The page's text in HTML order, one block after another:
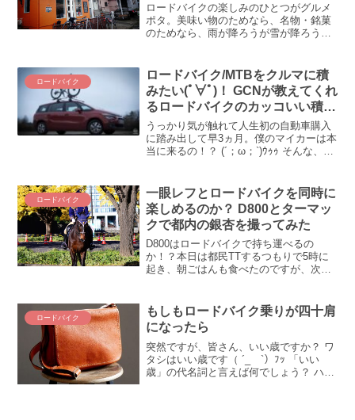
ロードバイクの楽しみのひとつがグルメ
ポタ。美味い物のためなら、名物・銘菓
のためなら、雨が降ろうが雪が降ろうが
有名な飯能のCAFÉ KIKIに行ってきまし
た！飯能アタッ...
ロードバイク
ロードバイク/MTBをクルマに積
みたい(ﾟ∀ﾟ)！ GCNが教えてくれ
るロードバイクのカッコいい積載
方法！
うっかり気が触れて人生初の自動車購入
に踏み出して早3ヵ月。僕のマイカーは本
当に来るの！？ (´；ω；`)ｳｩｩ そんな、い
こと！ ロードバイクとMTBをどうやって
クルマに積載したらいいんだべ？？ 教え
てGCN！
ロードバイク
一眼レフとロードバイクを同時に
楽しめるのか？ D800とターマッ
クで都内の銀杏を撮ってみた
D800はロードバイクで持ち運べるの
か！？本日は都民TTするつもりで5時に
起き、朝ごはんも食べたのですが、次に
いけるかのテストを兼ねて、一眼レフ担
いで都内の紅葉を...
ロードバイク
もしもロードバイク乗りが四十肩
になったら
突然ですが、皆さん、いい歳ですか？ ワ
タシはいい歳です（ ´_ゝ`）ﾌｯ 「いい
歳」の代名詞と言えば何でしょう？ ハ